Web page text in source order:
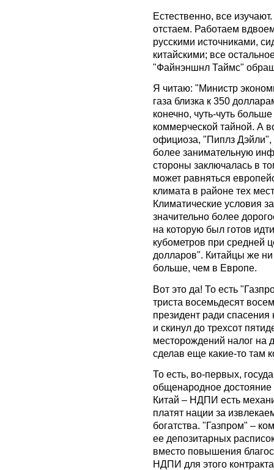
Естественно, все
отстаем. Работаем
русскими источниками,
китайскими; все
"Файнэншнл Таймс"
Я читаю: "Министр
газа близка к 350
конечно, чуть-чуть
коммерческой тайной. А
официоза, "Пиплз Дэйли",
более занимательную
стороны заключалась в
может равняться
климата в районе тех
Климатические условия
значительно более
на которую был готов
кубометров при средней
долларов". Китайцы же
больше, чем в Европе.
Вот это да! То есть
триста восемьдесят
президент ради
и скинул до трехсот
месторождений налог
сделав еще какие-то там
То есть, во-первых,
общенародное достояние
Китай – НДПИ есть
платят нации за
богатства. "Газпром" –
ее депозитарных
вместо повышения
НДПИ для этого